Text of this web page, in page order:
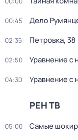
00:45 Дело
02:35 Петровка, 38
02:50 Уравнение с
04:30 Уравнение с
РЕН ТВ
05:00 Самые